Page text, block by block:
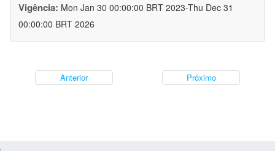
Vigência: Mon Jan 30 00:00:00 BRT 2023-Thu Dec 31
00:00:00 BRT 2026
Anterior Próximo